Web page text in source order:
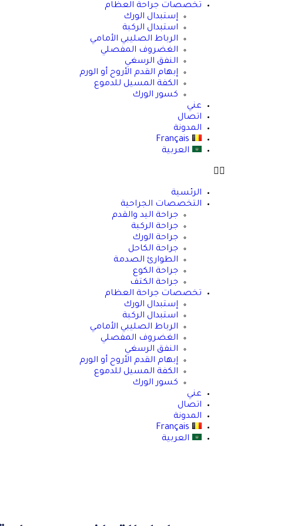
تخصصات جراحة العظام
إستبدال الورك
استبدال الركبة
الرباط الصليبي الأمامي
الغضروف المفصلي
النفق الرسغي
إبهام القدم الأروح أو الورم
الكفة المسيل للدموع
كسور الورك
عني
اتصال
المدونة
Français
العربية
الرئسية
التخصصات الجراحية
جراحة اليد والقدم
جراحة الركبة
جراحة الورك
جراحة الكاحل
الطوارئ الصدمة
جراحة الكوع
جراحة الكتف
تخصصات جراحة العظام
إستبدال الورك
استبدال الركبة
الرباط الصليبي الأمامي
الغضروف المفصلي
النفق الرسغي
إبهام القدم الأروح أو الورم
الكفة المسيل للدموع
كسور الورك
عني
اتصال
المدونة
Français
العربية